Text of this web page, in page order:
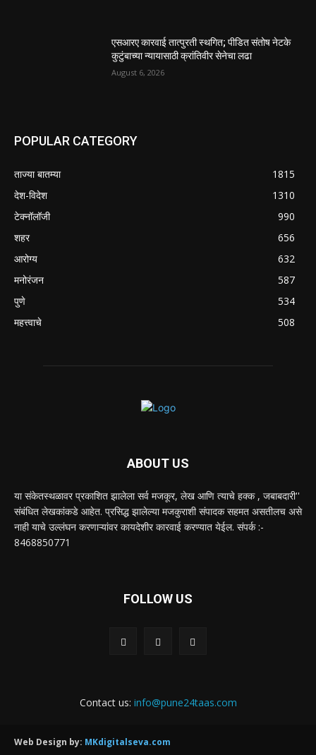
एसआरए कारवाई तात्पुरती स्थगित; पीडित संतोष नेटके
कुटुंबाच्या न्यायासाठी क्रांतिवीर सेनेचा लढा
August 6, 2026
POPULAR CATEGORY
ताज्या बातम्या
1815
देश-विदेश
1310
टेक्नॉलॉजी
990
शहर
656
आरोग्य
632
मनोरंजन
587
पुणे
534
महत्त्वाचे
508
ABOUT US
या संकेतस्थळावर प्रकाशित झालेला सर्व मजकूर, लेख आणि त्याचे हक्क , जबाबदारी''
संबंधित लेखकांकडे आहेत. प्रसिद्ध झालेल्या मजकुराशी संपादक सहमत असतीलच असे
नाही याचे उल्लंघन करणाऱ्यांवर कायदेशीर कारवाई करण्यात येईल. संपर्क :-
8468850771
FOLLOW US
Contact us: info@pune24taas.com
Web Design by: MKdigitalseva.com